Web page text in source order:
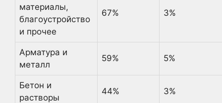
материалы,
благоустройство
и прочее
67% 3%
Арматура и
металл
59% 5%
Бетон и
растворы
44% 3%